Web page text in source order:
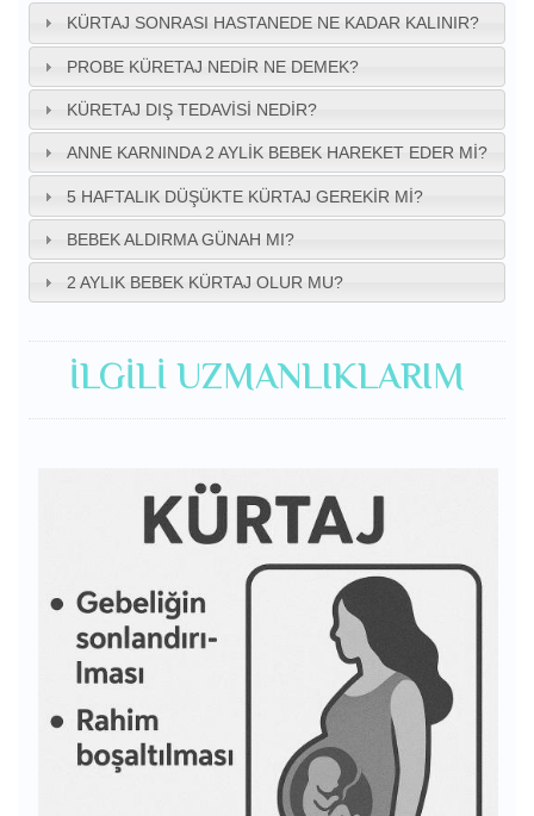
KÜRTAJ SONRASI HASTANEDE NE KADAR KALINIR?
PROBE KÜRETAJ NEDIR NE DEMEK?
KÜRETAJ DIŞ TEDAVISI NEDIR?
ANNE KARNINDA 2 AYLIK BEBEK HAREKET EDER MI?
5 HAFTALIK DÜŞÜKTE KÜRTAJ GEREKIR MI?
BEBEK ALDIRMA GÜNAH MI?
2 AYLIK BEBEK KÜRTAJ OLUR MU?
İLGILI UZMANLIKLARIM